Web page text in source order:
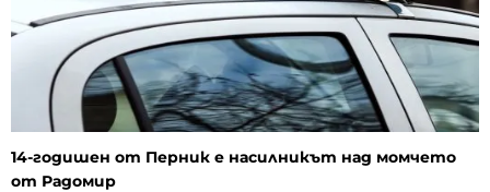
14-годишен от Перник е насилникът над момчето
от Радомир